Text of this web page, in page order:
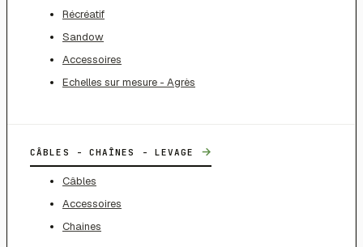
Récréatif
Sandow
Accessoires
Echelles sur mesure - Agrès
CÂBLES - CHAÎNES - LEVAGE →
Câbles
Accessoires
Chaines